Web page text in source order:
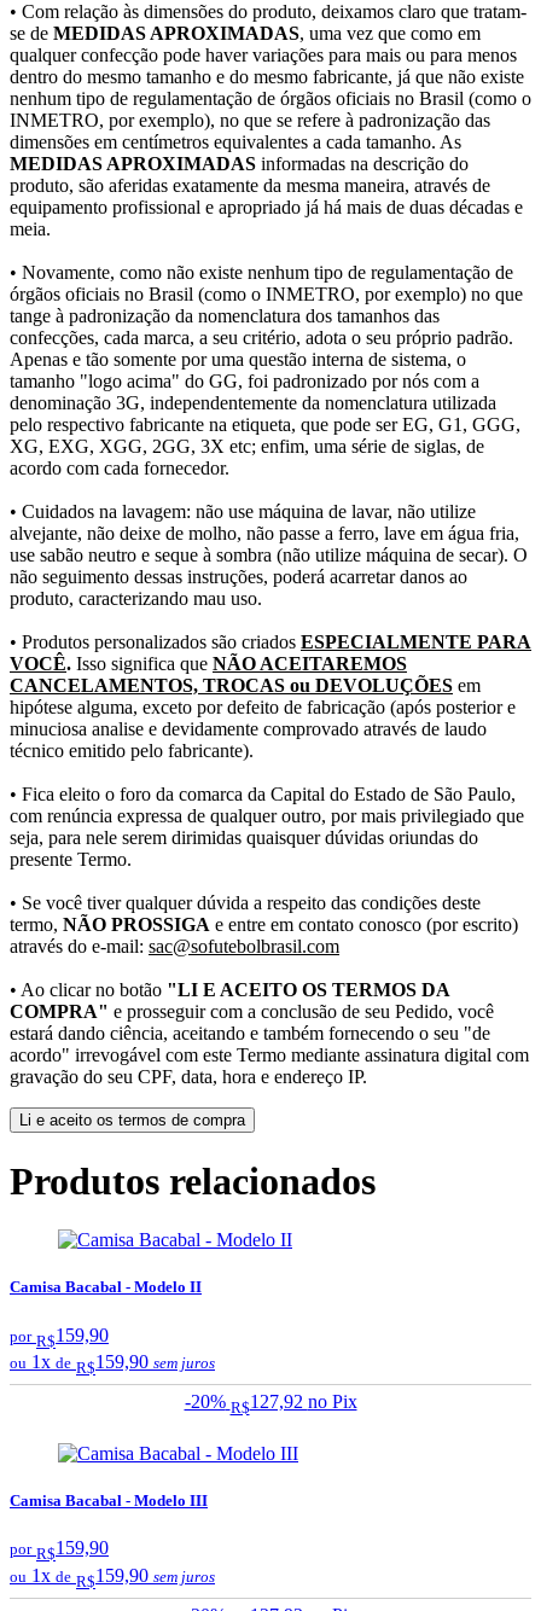
• Com relação às dimensões do produto, deixamos claro que tratam-
se de MEDIDAS APROXIMADAS, uma vez que como em
qualquer confecção pode haver variações para mais ou para menos
dentro do mesmo tamanho e do mesmo fabricante, já que não existe
nenhum tipo de regulamentação de órgãos oficiais no Brasil (como o
INMETRO, por exemplo), no que se refere à padronização das
dimensões em centímetros equivalentes a cada tamanho. As
MEDIDAS APROXIMADAS informadas na descrição do
produto, são aferidas exatamente da mesma maneira, através de
equipamento profissional e apropriado já há mais de duas décadas e
meia.
• Novamente, como não existe nenhum tipo de regulamentação de
órgãos oficiais no Brasil (como o INMETRO, por exemplo) no que
tange à padronização da nomenclatura dos tamanhos das
confecções, cada marca, a seu critério, adota o seu próprio padrão.
Apenas e tão somente por uma questão interna de sistema, o
tamanho "logo acima" do GG, foi padronizado por nós com a
denominação 3G, independentemente da nomenclatura utilizada
pelo respectivo fabricante na etiqueta, que pode ser EG, G1, GGG,
XG, EXG, XGG, 2GG, 3X etc; enfim, uma série de siglas, de
acordo com cada fornecedor.
• Cuidados na lavagem: não use máquina de lavar, não utilize
alvejante, não deixe de molho, não passe a ferro, lave em água fria,
use sabão neutro e seque à sombra (não utilize máquina de secar). O
não seguimento dessas instruções, poderá acarretar danos ao
produto, caracterizando mau uso.
• Produtos personalizados são criados ESPECIALMENTE PARA
VOCÊ. Isso significa que NÃO ACEITAREMOS
CANCELAMENTOS, TROCAS ou DEVOLUÇÕES em
hipótese alguma, exceto por defeito de fabricação (após posterior e
minuciosa analise e devidamente comprovado através de laudo
técnico emitido pelo fabricante).
• Fica eleito o foro da comarca da Capital do Estado de São Paulo,
com renúncia expressa de qualquer outro, por mais privilegiado que
seja, para nele serem dirimidas quaisquer dúvidas oriundas do
presente Termo.
• Se você tiver qualquer dúvida a respeito das condições deste
termo, NÃO PROSSIGA e entre em contato conosco (por escrito)
através do e-mail: sac@sofutebolbrasil.com
• Ao clicar no botão "LI E ACEITO OS TERMOS DA
COMPRA" e prosseguir com a conclusão de seu Pedido, você
estará dando ciência, aceitando e também fornecendo o seu "de
acordo" irrevogável com este Termo mediante assinatura digital com
gravação do seu CPF, data, hora e endereço IP.
Li e aceito os termos de compra
Produtos relacionados
Camisa Bacabal - Modelo II
por R$159,90
ou 1x de R$159,90 sem juros
-20% R$127,92 no Pix
Camisa Bacabal - Modelo III
por R$159,90
ou 1x de R$159,90 sem juros